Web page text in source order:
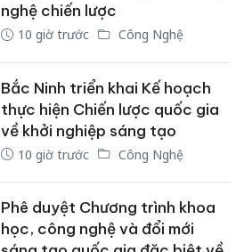
nghệ chiến lược
10 giờ trước Công Nghệ
Bắc Ninh triển khai Kế hoạch
thực hiện Chiến lược quốc gia
về khởi nghiệp sáng tạo
10 giờ trước Công Nghệ
Phê duyệt Chương trình khoa
học, công nghệ và đổi mới